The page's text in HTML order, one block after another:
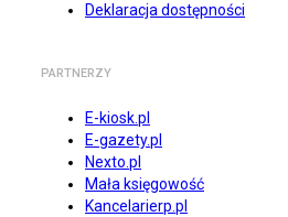
Deklaracja dostępności
PARTNERZY
E-kiosk.pl
E-gazety.pl
Nexto.pl
Mała księgowość
Kancelarierp.pl